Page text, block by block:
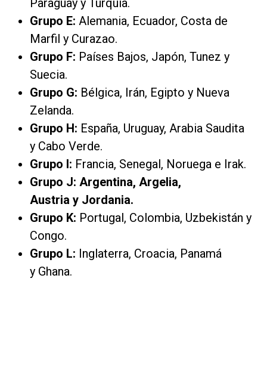
Paraguay y Turquía.
Grupo E: Alemania, Ecuador, Costa de
Marfil y Curazao.
Grupo F: Países Bajos, Japón, Tunez y
Suecia.
Grupo G: Bélgica, Irán, Egipto y Nueva
Zelanda.
Grupo H: España, Uruguay, Arabia Saudita
y Cabo Verde.
Grupo I: Francia, Senegal, Noruega e Irak.
Grupo J: Argentina, Argelia,
Austria y Jordania.
Grupo K: Portugal, Colombia, Uzbekistán y
Congo.
Grupo L: Inglaterra, Croacia, Panamá
y Ghana.